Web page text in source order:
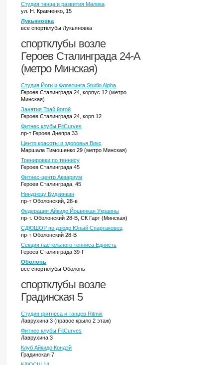
Студия танца и развития Малика
ул. Н. Кравченко, 15
Лукьяновка
все спортклубы Лукьяновка
спортклубы возле
Героев Сталинграда 24-А
(метро Минская)
Студия Йоги и Флоатинга Studio Alpha
Героев Сталинграда 24, корпус 12 (метро
Минская)
Занятия Трай йогой
Героев Сталинграда 24, корп.12
Фитнес клубы FitCurves
пр-т Героев Днепра 33
Центр красоты и здоровья Викс
Маршала Тимошенко 29 (метро Минская)
Тренировки по теннису
Героев Сталинграда 45
Фитнес-центр Аквариум
Героев Сталинграда, 45
Ниндзюцу Будзинкан
пр-т Оболонский, 28-в
Федерация Айкидо Йошинкан Украины
пр-т. Оболонский 28-В, СК Гарт (Минская)
СДЮШОР по дзюдо Юный Спартаковец
пр-т Оболонский 28-В
Секция настольного тенниса Еднисть
Героев Сталинграда 39-Г
Оболонь
все спортклубы Оболонь
спортклубы возле
Градинская 5
Студия фитнеса и танцев Ritmix
Лаврухина 3 (правое крыло 2 этаж)
Фитнес клубы FitCurves
Лаврухина 3
Клуб Айкидо Кондэй
Градинская 7